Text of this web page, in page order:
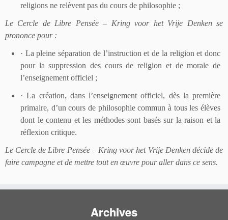
religions ne relèvent pas du cours de philosophie ;
Le Cercle de Libre Pensée – Kring voor het Vrije Denkense
prononce pour :
· La pleine séparation de l’instruction et de la religion et donc
pour la suppression des cours de religion et de morale de
l’enseignement officiel ;
·La création, dans l’enseignement officiel, dès la première
primaire, d’un cours de philosophie commun à tous les élèves
dont le contenu et les méthodes sont basés sur la raison et la
réflexion critique.
Le Cercle de Libre Pensée – Kring voor het Vrije Denkendécide de
faire campagne et de mettre tout en œuvre pour aller dans ce sens.
Archives